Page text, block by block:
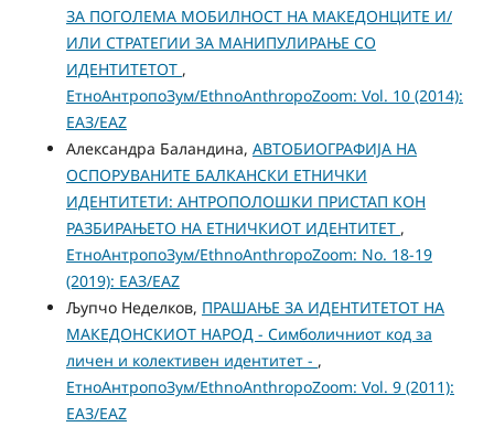
ЗА ПОГОЛЕМА МОБИЛНОСТ НА МАКЕДОНЦИТЕ И/
ИЛИ СТРАТЕГИИ ЗА МАНИПУЛИРАЊЕ СО
ИДЕНТИТЕТОТ ,
ЕтноАнтропоЗум/EthnoAnthropoZoom: Vol. 10 (2014):
ЕАЗ/EAZ
Александра Баландина, АВТОБИОГРАФИЈА НА
ОСПОРУВАНИТЕ БАЛКАНСКИ ЕТНИЧКИ
ИДЕНТИТЕТИ: АНТРОПОЛОШКИ ПРИСТАП КОН
РАЗБИРАЊЕТО НА ЕТНИЧКИОТ ИДЕНТИТЕТ ,
ЕтноАнтропоЗум/EthnoAnthropoZoom: No. 18-19
(2019): ЕАЗ/EAZ
Љупчо Неделков, ПРАШАЊЕ ЗА ИДЕНТИТЕТОТ НА
МАКЕДОНСКИОТ НАРОД - Симболичниот код за
личен и колективен идентитет - ,
ЕтноАнтропоЗум/EthnoAnthropoZoom: Vol. 9 (2011):
ЕАЗ/EAZ